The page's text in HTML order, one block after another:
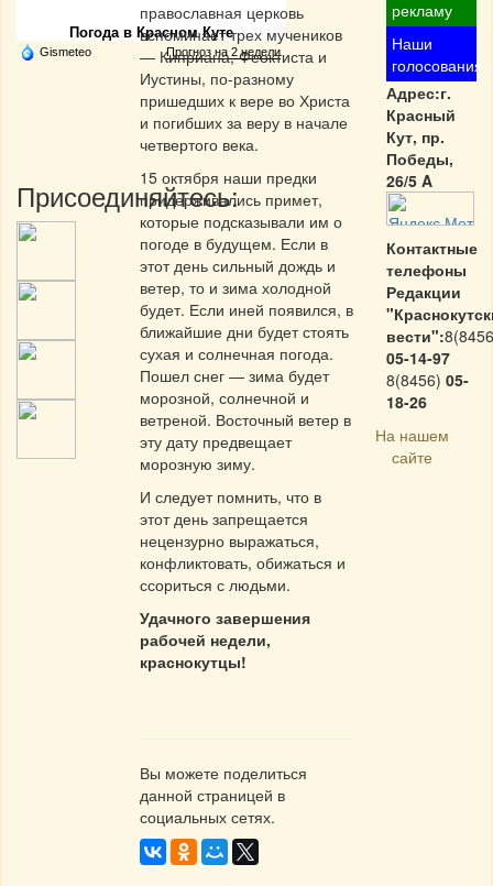
Погода в Красном Куте
Gismeteo Прогноз на 2 недели
Присоединяйтесь:
православная церковь
вспоминает трех мучеников
— Киприана, Феоктиста и
Иустины, по-разному
пришедших к вере во Христа
и погибших за веру в начале
четвертого века.
15 октября наши предки
придерживались примет,
которые подсказывали им о
погоде в будущем. Если в
этот день сильный дождь и
ветер, то и зима холодной
будет. Если иней появился, в
ближайшие дни будет стоять
сухая и солнечная погода.
Пошел снег — зима будет
морозной, солнечной и
ветреной. Восточный ветер в
эту дату предвещает
морозную зиму.
И следует помнить, что в
этот день запрещается
нецензурно выражаться,
конфликтовать, обижаться и
ссориться с людьми.
Удачного завершения
рабочей недели,
краснокутцы!
Вы можете поделиться
данной страницей в
социальных сетях.
рекламу
Наши
голосования
Адрес:г.
Красный
Кут, пр.
Победы,
26/5 A
Контактные
телефоны
Редакции
вести":
05-14-97
8(8456) 05-
18-26
На нашем
сайте